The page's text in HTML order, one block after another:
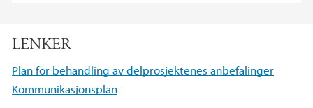
LENKER
Plan for behandling av delprosjektenes anbefalinger
Kommunikasjonsplan